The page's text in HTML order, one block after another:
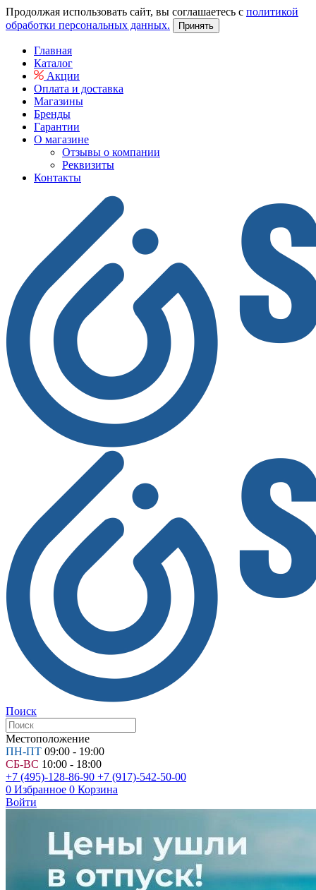
Продолжая использовать сайт, вы соглашаетесь с политикой
обработки персональных данных.
Принять
Главная
Каталог
Акции
Оплата и доставка
Магазины
Бренды
Гарантии
О магазине
Отзывы о компании
Реквизиты
Контакты
Поиск
Местоположение
ПН-ПТ 09:00 - 19:00
СБ-ВС 10:00 - 18:00
+7 (495)-128-86-90 +7 (917)-542-50-00
0 Избранное 0 Корзина
Войти